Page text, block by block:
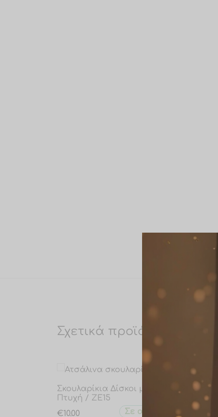
Σχετικά προϊόντα
Σκουλαρίκια Δίσκοι με
Πτυχή / ZE15
€10.00 Σε απόθεμα
ροζ-